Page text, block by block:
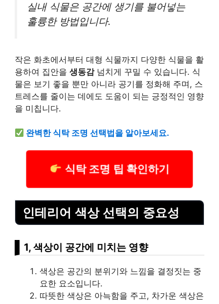
실내 식물은 공간에 생기를 불어넣는
훌륭한 방법입니다.
작은 화초에서부터 대형 식물까지 다양한 식물을 활
용하여 집안을 생동감넘치게 꾸밀 수 있습니다. 식
물은 보기 좋을 뿐만 아니라 공기를 정화해 주며, 스
트레스를 줄이는 데에도 도움이 되는 긍정적인 영향
을 미칩니다.
완벽한 식탁 조명 선택법을 알아보세요.
식탁 조명 팁 확인하기
인테리어 색상 선택의 중요성
1, 색상이 공간에 미치는 영향
색상은 공간의 분위기와 느낌을 결정짓는 중
요한 요소입니다.
따뜻한 색상은 아늑함을 주고, 차가운 색상은